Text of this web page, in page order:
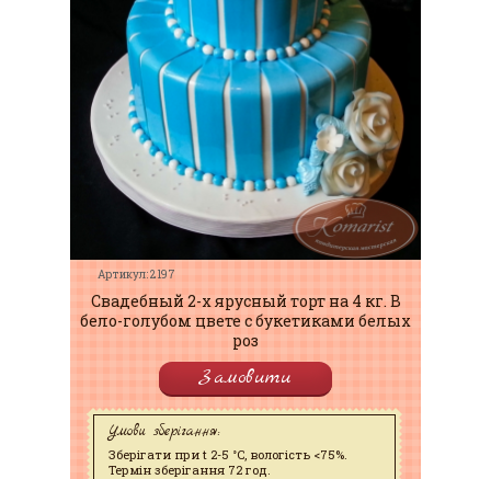
Артикул: 2197
Свадебный 2-х ярусный торт на 4 кг. В
бело-голубом цвете с букетиками белых
роз
Замовити
Умови зберігання:
Зберігати при t 2-5 °C, вологість <75%.
Термін зберігання 72 год.